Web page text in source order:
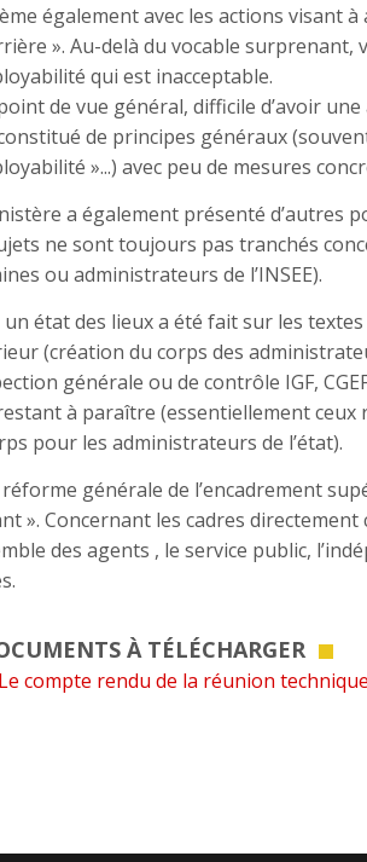
également avec les actions visant
». Au-delà du vocable
qui est inacceptable.
de vue général, difficile d’avoir
de principes généraux
»...) avec peu de mesures
a également présenté d’autres
ne sont toujours pas tranchés
ou administrateurs de l’INSEE).
un état des lieux a été fait sur les
(création du corps des
générale ou de contrôle IGF,
à paraître (essentiellement
pour les administrateurs de l’état).
générale de l’encadrement
». Concernant les cadres
des agents , le service public,
À TÉLÉCHARGER
Le compte rendu de la réunion technique